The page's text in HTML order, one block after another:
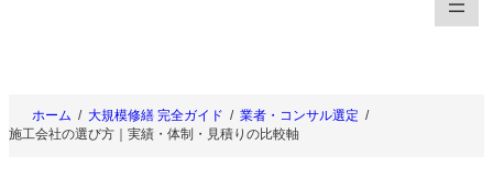
ホーム 大規模修繕 完全ガイド
業者・コンサル選定
施工会社の選び方｜実績・体制・見積りの比較軸